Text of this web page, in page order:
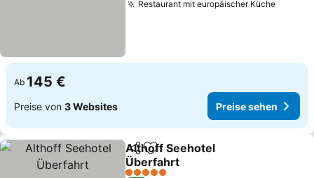
Restaurant mit europäischer KüchePreise
Ab 145 €
Preise von 3 Websites Preise sehen
TeilenZu Favoriten hinzufügen
Althoff Seehotel
Überfahrt